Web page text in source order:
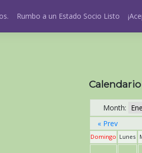
Rumbo a un Estado Socio Listo
Month:
« Prev
Domingo Lunes